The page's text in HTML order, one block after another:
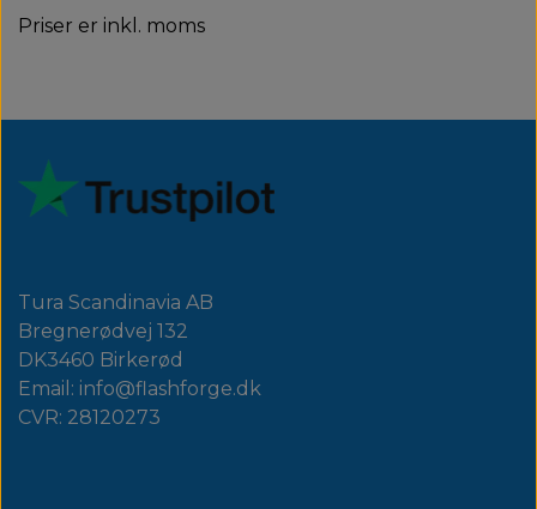
Priser er inkl. moms
Tura Scandinavia AB
Bregnerødvej 132
DK3460 Birkerød
Email: info@flashforge.dk
CVR: 28120273